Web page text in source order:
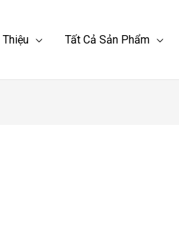
Thiệu Tất Cả Sản Phẩm